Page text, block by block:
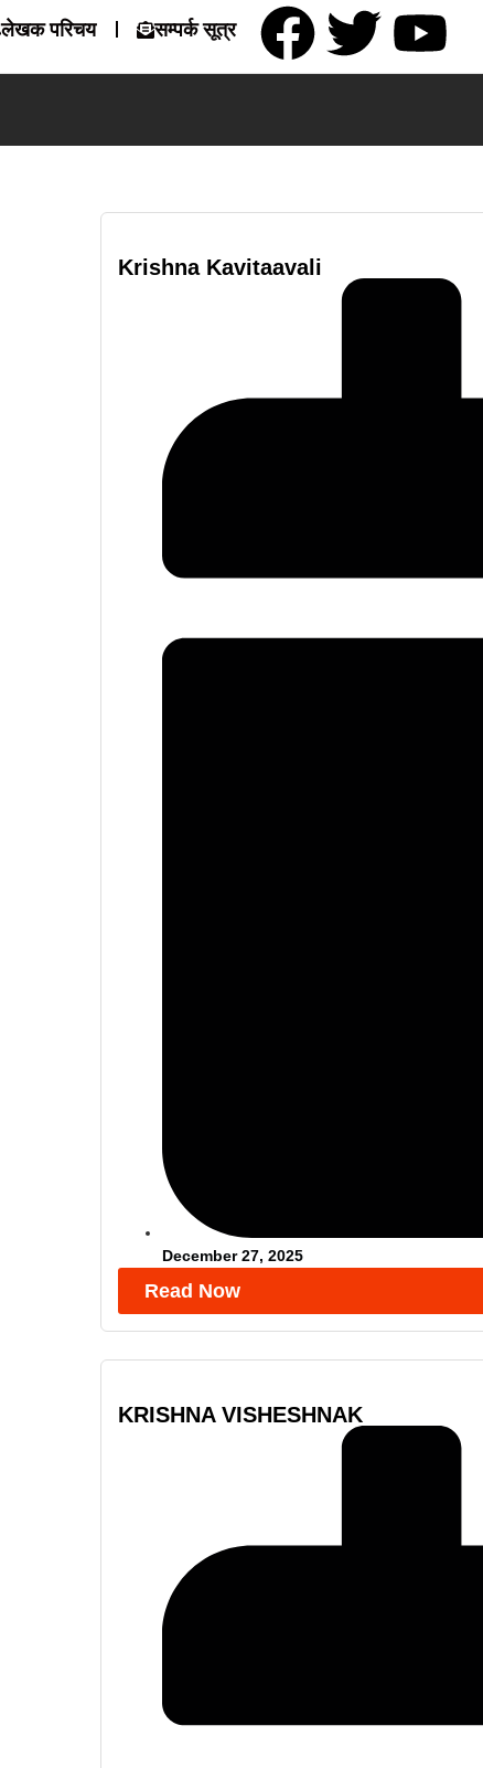
लेखक परिचय सम्पर्क सूत्र
Krishna Kavitaavali
December 27, 2025
Read Now
KRISHNA VISHESHNAK